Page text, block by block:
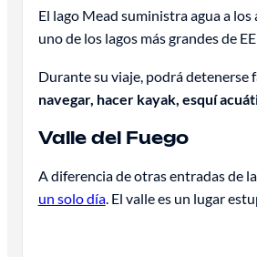
El lago Mead suministra agua a
uno de los lagos más grandes de
Durante su viaje, podrá detenerse
navegar, hacer kayak, esquí
Valle del Fuego
A diferencia de otras entradas de
un solo día. El valle es un lugar